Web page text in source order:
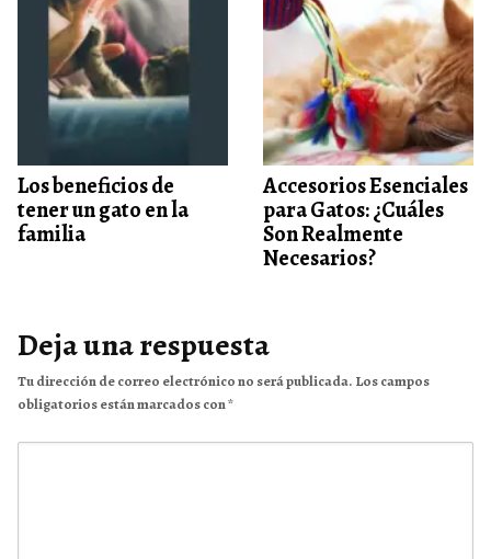
Los beneficios de
tener un gato en la
familia
Accesorios Esenciales
para Gatos: ¿Cuáles
Son Realmente
Necesarios?
Deja una respuesta
Tu dirección de correo electrónico no será publicada. Los campos
obligatorios están marcados con*